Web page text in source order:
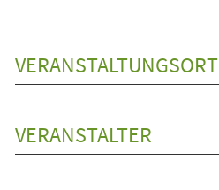
VERANSTALTUNGSORT
VERANSTALTER